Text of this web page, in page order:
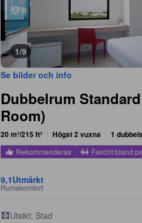
1/9
Se bilder och info
Dubbelrum
Room)
20 m²/215 ft² Högst 2 vuxna 1
Rekommenderas Favorit bland
9,1Utmärkt
Rumskomfort
Utsikt: Stad